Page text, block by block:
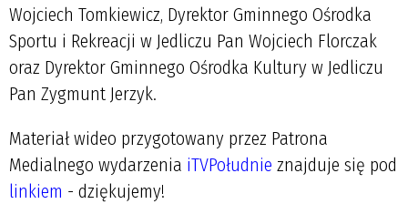
Wojciech Tomkiewicz, Dyrektor Gminnego Ośrodka
Sportu i Rekreacji w Jedliczu Pan Wojciech Florczak
oraz Dyrektor Gminnego Ośrodka Kultury w Jedliczu
Pan Zygmunt Jerzyk.
Materiał wideo przygotowany przez Patrona
Medialnego wydarzenia iTVPołudnie znajduje się pod
linkiem - dziękujemy!